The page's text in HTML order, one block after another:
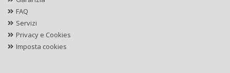
FAQ
Servizi
Privacy e Cookies
Imposta cookies